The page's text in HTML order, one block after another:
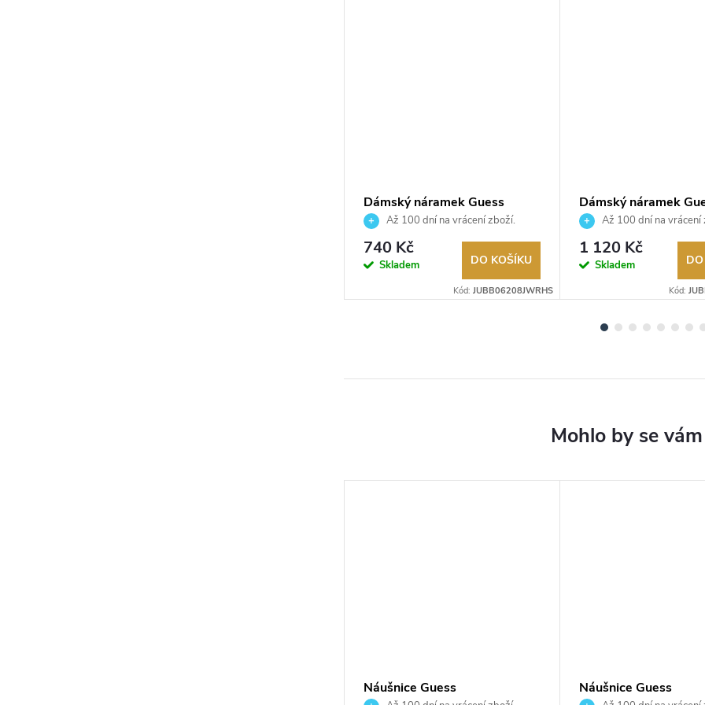
Dámský náramek Guess
JUBB06208JWRHS
Až 100 dní na vrácení zboží.
Autorizovaný prodejce.
740 Kč
Skladem DO KOŠÍKU
Kód: JUBB06208JWRHS
Dámský náramek
JUBB05214JWRHS
Až 100 dní na vrácení
Autorizovaný prodejce.
1 120 Kč
Skladem
Kód:
Náušnice Guess
Náušnice Guess